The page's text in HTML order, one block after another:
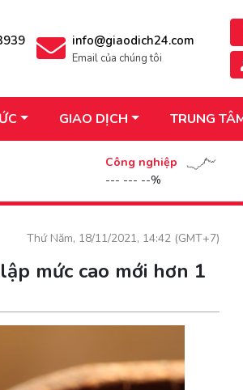
info@giaodich24.com
Email của chúng tôi
GIAO DỊCH TRUNG
Công nghiệp
--- --- --%
Thứ Năm, 18/11/2021, 14:42 (GMT+7)
mức cao mới hơn 1